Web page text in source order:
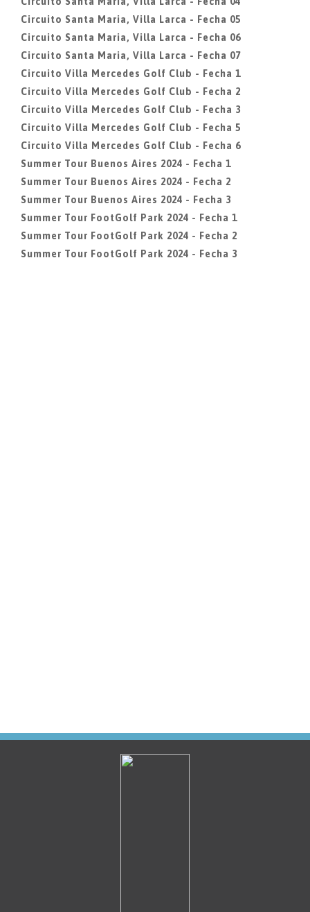
Circuito Santa Maria, Villa Larca - Fecha 05
Circuito Santa Maria, Villa Larca - Fecha 06
Circuito Santa Maria, Villa Larca - Fecha 07
Circuito Villa Mercedes Golf Club - Fecha 1
Circuito Villa Mercedes Golf Club - Fecha 2
Circuito Villa Mercedes Golf Club - Fecha 3
Circuito Villa Mercedes Golf Club - Fecha 5
Circuito Villa Mercedes Golf Club - Fecha 6
Summer Tour Buenos Aires 2024 - Fecha 1
Summer Tour Buenos Aires 2024 - Fecha 2
Summer Tour Buenos Aires 2024 - Fecha 3
Summer Tour FootGolf Park 2024 - Fecha 1
Summer Tour FootGolf Park 2024 - Fecha 2
Summer Tour FootGolf Park 2024 - Fecha 3